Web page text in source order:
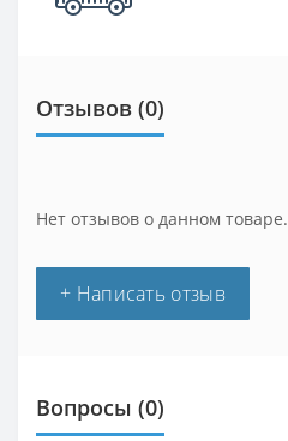
Отзывов (0)
Нет отзывов о данном товаре.
+ Написать отзыв
Вопросы (0)